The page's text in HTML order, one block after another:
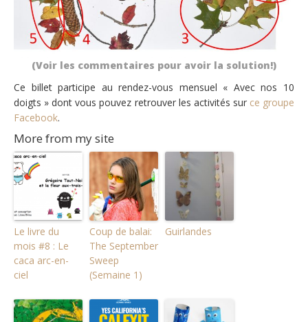
(Voir les commentaires pour avoir la solution!)
Ce billet participe au rendez-vous mensuel « Avec nos 10
doigts » dont vous pouvez retrouver les activités sur ce groupe
Facebook.
More from my site
Le livre du
mois #8 : Le
caca arc-en-
ciel
Coup de balai:
The September
Sweep
(Semaine 1)
Guirlandes